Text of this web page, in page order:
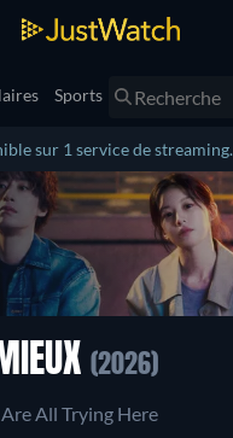
Sports
sur 1 service de streaming.
(2026)
All Trying Here